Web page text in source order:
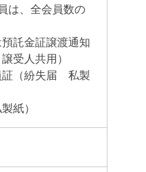
は、全会員数の
預託金証譲渡通知
受人共用）
証（紛失届 私製
紙）